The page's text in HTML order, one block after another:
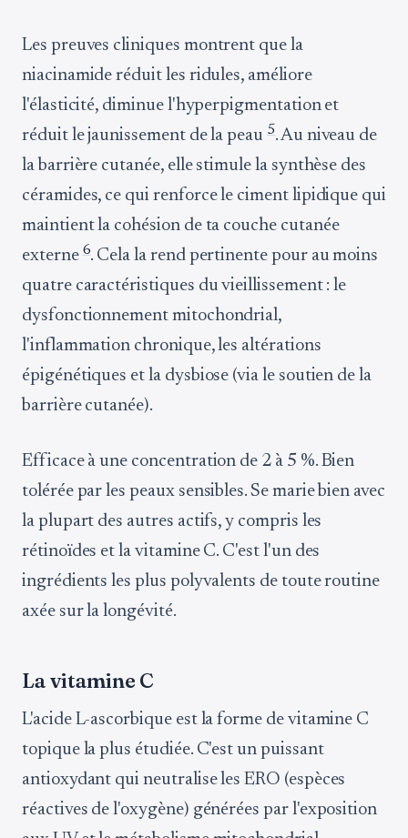
Les preuves cliniques montrent que la
niacinamide réduit les ridules, améliore
l'élasticité, diminue l'hyperpigmentation et
réduit le jaunissement de la peau 5. Au niveau de
la barrière cutanée, elle stimule la synthèse des
céramides, ce qui renforce le ciment lipidique qui
maintient la cohésion de ta couche cutanée
externe 6. Cela la rend pertinente pour au moins
quatre caractéristiques du vieillissement : le
dysfonctionnement mitochondrial,
l'inflammation chronique, les altérations
épigénétiques et la dysbiose (via le soutien de la
barrière cutanée).
Efficace à une concentration de 2 à 5 %. Bien
tolérée par les peaux sensibles. Se marie bien avec
la plupart des autres actifs, y compris les
rétinoïdes et la vitamine C. C'est l'un des
ingrédients les plus polyvalents de toute routine
axée sur la longévité.
La vitamine C
L'acide L-ascorbique est la forme de vitamine C
topique la plus étudiée. C'est un puissant
antioxydant qui neutralise les ERO (espèces
réactives de l'oxygène) générées par l'exposition